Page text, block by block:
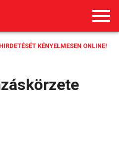
KÉNYELMESEN ONLINE!